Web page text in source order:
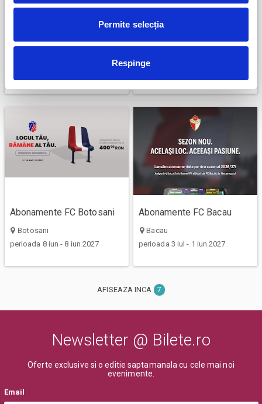
Permite selecția
Respinge
Abonamente FC
Universitatea Cluj
perioada 1 iun - 31 mai 2027
Abonamente Farul
Constanta
Ovidiu
perioada 5 iun - 31 mai 2027
Abonamente FC Botosani
Botosani
perioada 8 iun - 8 iun 2027
Abonamente FC Bacau
Bacau
perioada 3 iul - 1 iun 2027
AFISEAZA INCA 7
Newsletter @ Bilete.ro
Oferte exclusive si o editie saptamanala cu cele mai noi
evenimente.
Email